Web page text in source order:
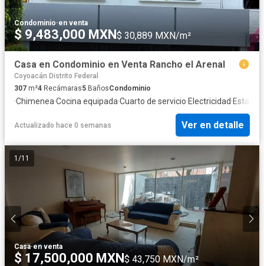
Condominio·en venta
$ 9,483,000 MXN $ 30,889 MXN/m²
Casa en Condominio en Venta Rancho el Arenal
Coyoacán Distrito Federal
307 m²4 Recámaras5 BañosCondominio
·Chimenea·Cocina equipada·Cuarto de servicio·Electricidad·
Actualizado hace 0 semanas Ver en detalle
1 /11
Casa·en venta
$ 17,500,000 MXN$ 43,750 MXN/m²